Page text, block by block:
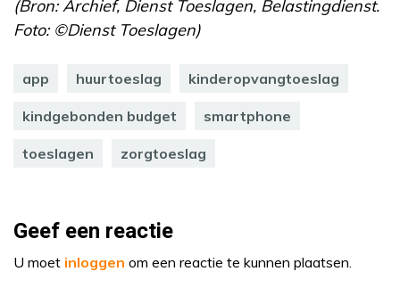
(Bron: Archief, Dienst Toeslagen, Belastingdienst.
Foto: ©Dienst Toeslagen)
app huurtoeslag kinderopvangtoeslag
kindgebonden budget smartphone
toeslagen zorgtoeslag
Geef een reactie
U moet inloggen om een reactie te kunnen plaatsen.